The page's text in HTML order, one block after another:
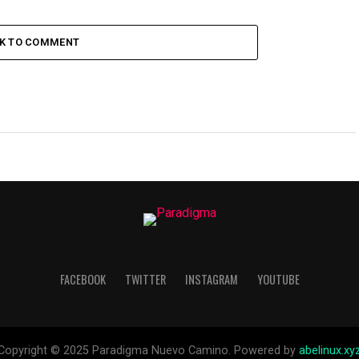
TO COMMENT
FACEBOOK TWITTER INSTAGRAM YOUTUBE
© 2025 Paradigma Nuevo Camino. Powered by